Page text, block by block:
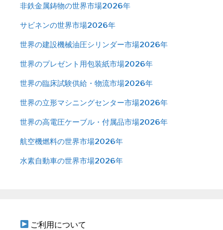
非鉄金属鋳物の世界市場2026年
サビネンの世界市場2026年
世界の建設機械油圧シリンダー市場2026年
世界のプレゼント用包装紙市場2026年
世界の臨床試験供給・物流市場2026年
世界の立形マシニングセンター市場2026年
世界の高電圧ケーブル・付属品市場2026年
航空機燃料の世界市場2026年
水素自動車の世界市場2026年
ご利用について